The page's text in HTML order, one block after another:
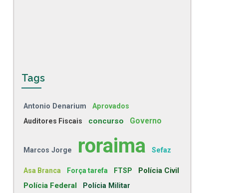
Tags
Antonio Denarium Aprovados
Auditores Fiscais concurso Governo
Marcos Jorge roraima Sefaz
Asa Branca Força tarefa FTSP
Polícia Civil
Polícia Federal
Polícia Militar